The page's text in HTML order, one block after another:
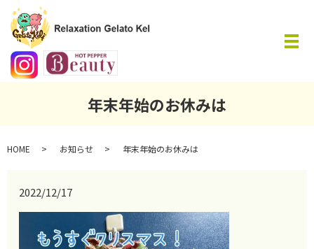
メ
年末年始のお休みは
HOME お知らせ 年末年始のお休みは
2022/12/17